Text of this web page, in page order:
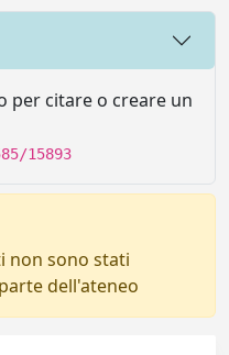
per citare o creare un
15893
non sono stati
dell'ateneo